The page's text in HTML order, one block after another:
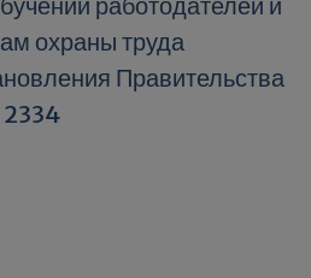
охраны труда
Правительства
2334